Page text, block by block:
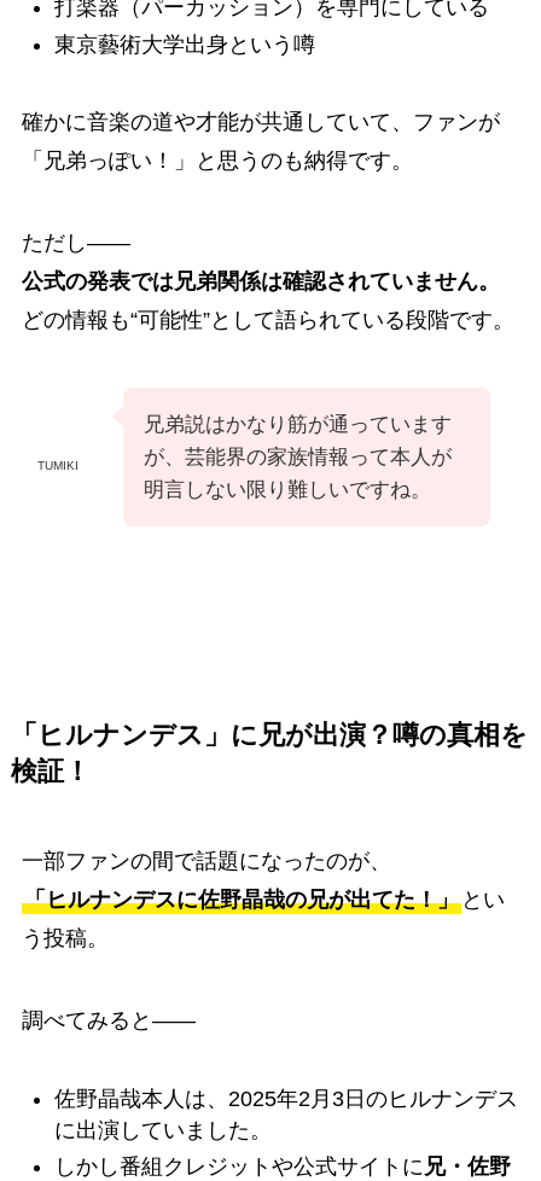
打楽器（パーカッション）を専門にしている
東京藝術大学出身という噂
確かに音楽の道や才能が共通していて、ファンが
「兄弟っぽい！」と思うのも納得です。
ただし――
公式の発表では兄弟関係は確認されていません。
どの情報も“可能性”として語られている段階です。
TUMIKI
兄弟説はかなり筋が通っています
が、芸能界の家族情報って本人が
明言しない限り難しいですね。
「ヒルナンデス」に兄が出演？噂の真相を
検証！
一部ファンの間で話題になったのが、
「ヒルナンデスに佐野晶哉の兄が出てた！」とい
う投稿。
調べてみると――
佐野晶哉本人は、2025年2月3日のヒルナンデス
に出演していました。
しかし番組クレジットや公式サイトに兄・佐野